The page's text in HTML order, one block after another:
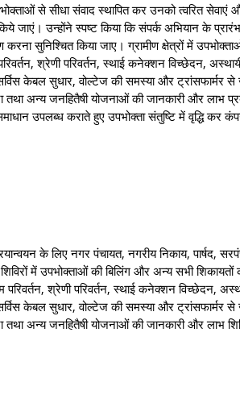
से सीधा संवाद स्‍थापित कर उनको त्‍वरित सेवाएं
जाएं। उन्‍होंने स्‍पष्‍ट किया कि संपर्क अभियान के
सुनिश्चित किया जाए। ग्रामीण क्षेत्रों में
श्रेणी परिवर्तन, स्‍थाई कनेक्‍शन विच्‍छेदन,
केबल सुधार, वोल्टेज की समस्या और ट्रांसफार्मर
तथा अन्‍य जनहितैषी योजनाओं की जानकारी और लाभ
उपलब्‍ध कराते हुए उपभोक्ता संतुष्टि में वृद्धि कर
के लिए नगर पंचायत, नगरीय निकाय, पार्षद,
में उपभोक्ताओं की बिलिंग और अन्‍य सभी
श्रेणी परिवर्तन, स्‍थाई कनेक्‍शन विच्‍छेदन,
केबल सुधार, वोल्टेज की समस्या और ट्रांसफार्मर
तथा अन्‍य जनहितैषी योजनाओं की जानकारी और लाभ